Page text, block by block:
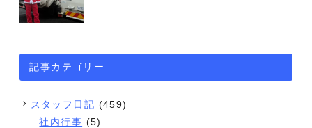
記事カテゴリー
スタッフ日記 (459)
社内行事 (5)